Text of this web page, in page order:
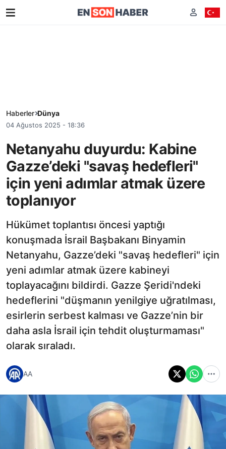
Haberler Dünya
04 Ağustos 2025 - 18:36
Netanyahu duyurdu: Kabine
Gazze’deki "savaş hedefleri"
için yeni adımlar atmak üzere
toplanıyor
Hükümet toplantısı öncesi yaptığı
konuşmada İsrail Başbakanı Binyamin
Netanyahu, Gazze’deki "savaş hedefleri" için
yeni adımlar atmak üzere kabineyi
toplayacağını bildirdi. Gazze Şeridi'ndeki
hedeflerini "düşmanın yenilgiye uğratılması,
esirlerin serbest kalması ve Gazze’nin bir
daha asla İsrail için tehdit oluşturmaması"
olarak sıraladı.
AA